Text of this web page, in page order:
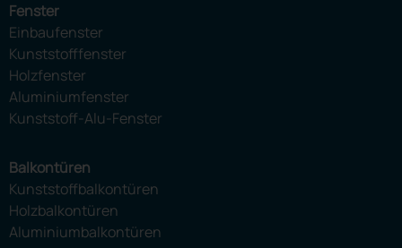
Fenster
Einbaufenster
Kunststofffenster
Holzfenster
Aluminiumfenster
Kunststoff-Alu-Fenster
Balkontüren
Kunststoffbalkontüren
Holzbalkontüren
Aluminiumbalkontüren